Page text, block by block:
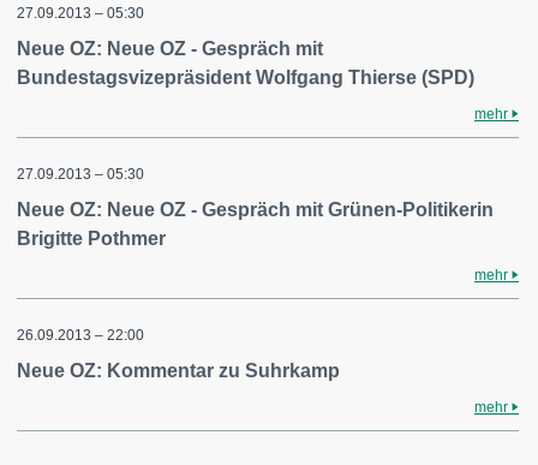
27.09.2013 – 05:30
Neue OZ: Neue OZ - Gespräch mit
Bundestagsvizepräsident Wolfgang Thierse (SPD)
mehr
27.09.2013 – 05:30
Neue OZ: Neue OZ - Gespräch mit Grünen-Politikerin
Brigitte Pothmer
mehr
26.09.2013 – 22:00
Neue OZ: Kommentar zu Suhrkamp
mehr